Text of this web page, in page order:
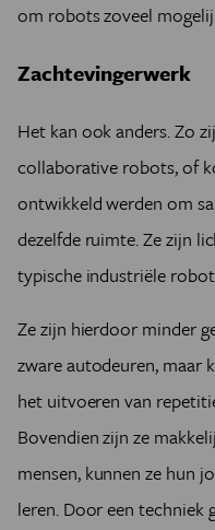
om robots zoveel
Zachtevingerwerk
Het kan ook anders. Zo
collaborative robots, of
ontwikkeld werden om
dezelfde ruimte. Ze zijn
typische industriële
Ze zijn hierdoor minder
zware autodeuren, maar
het uitvoeren van
Bovendien zijn ze
mensen, kunnen ze hun
leren. Door een techniek